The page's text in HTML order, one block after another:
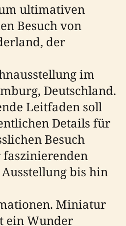
ultimativen
Besuch von
der
im
Deutschland.
Leitfaden soll
Details für
Besuch
bis hin
Miniatur
ein Wunder